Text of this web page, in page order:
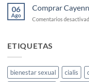
06
Ago
Comprar
Comentarios
ETIQUETAS
bienestar sexual cialis